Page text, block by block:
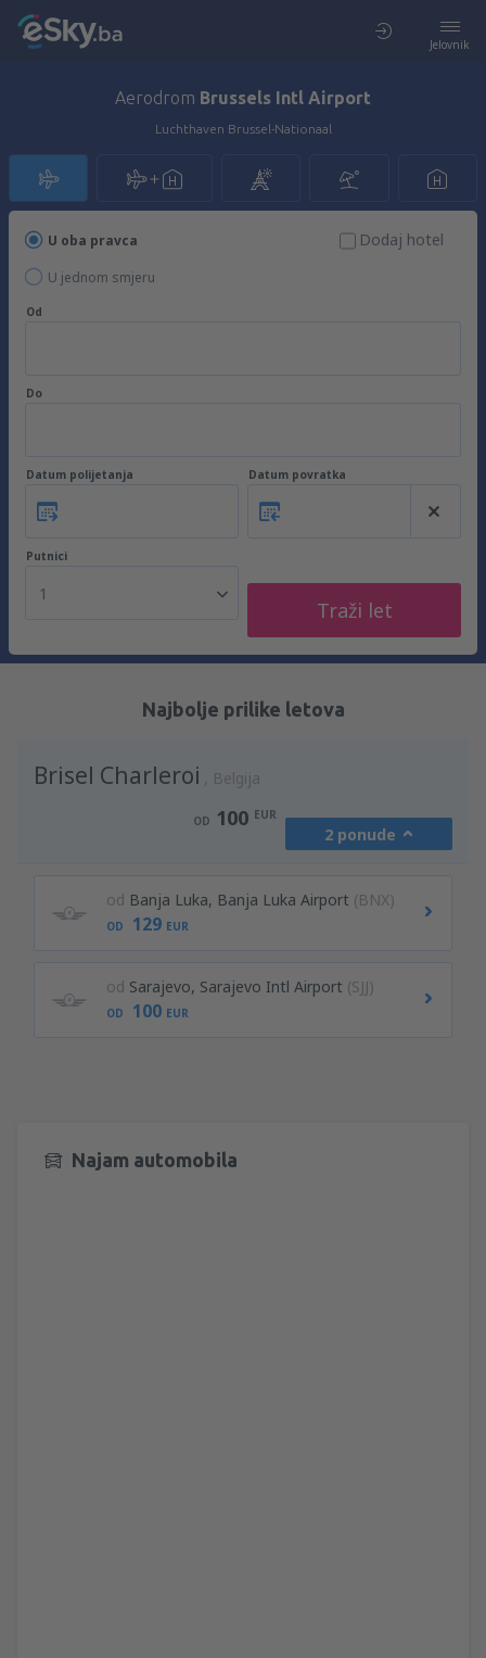
Jelovnik
Aerodrom Brussels Intl Airport
Luchthaven Brussel-Nationaal
U oba pravca
U jednom smjeru
Dodaj hotel
Od
Do
Datum polijetanja Datum povratka
Putnici
1
Traži let
Najbolje prilike letova
Brisel Charleroi Belgija
OD 100 EUR
2 ponude
od Banja Luka, Banja Luka Airport (BNX)
OD 129 EUR
od Sarajevo, Sarajevo Intl Airport (SJJ)
OD 100 EUR
Najam automobila